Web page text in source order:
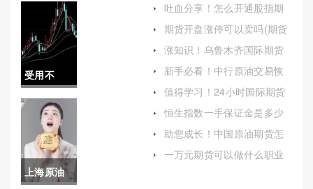
受用不
尽！铜价
走势(探讨
影响铜价
波动因素
上海原油
吐血分享！怎么开通股指期
货交易(股指期货的基本概念)
期货开盘涨停可以卖吗(期货
开盘直接涨停)
涨知识！乌鲁木齐国际期货
喊单(市场动态与策略解析)
新手必看！中行原油交易恢
复没有(中行原油交易恢复没
有交易)
值得学习！24小时国际期货
喊单新华（为投资者提供全
天候、实时、准确的期货交
易建议）
恒生指数一手保证金是多少
(一手恒生指数需要多少保证
金)
助您成长！中国原油期货怎
么开户（帮助投资者顺利开
启原油期货交易之旅）
一万元期货可以做什么职业